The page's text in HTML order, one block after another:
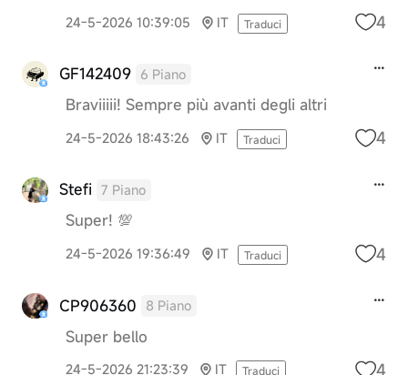
24-5-2026 10:39:05 IT Traduci 4
GF142409 6 Piano
Braviiiii! Sempre più avanti degli altri
24-5-2026 18:43:26 IT Traduci 4
Stefi 7 Piano
Super! 💯
24-5-2026 19:36:49 IT Traduci 4
CP906360 8 Piano
Super bello
24-5-2026 21:23:39 IT Traduci 4